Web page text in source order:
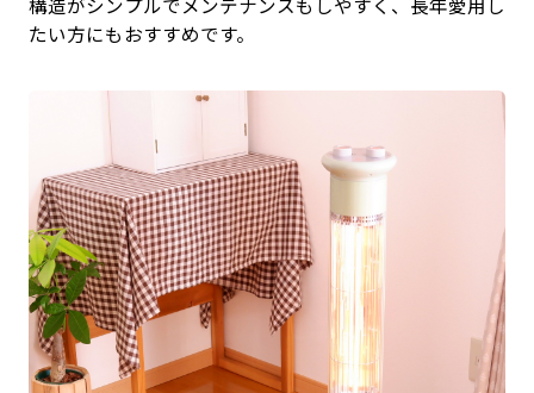
たい方にもおすすめです。